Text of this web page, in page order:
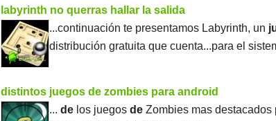
labyrinth no querras hallar la salida
...continuación te presentamos Labyrinth, un
distribución gratuita que cuenta...para el
distintos juegos de zombies para android
...de los juegosde Zombies mas